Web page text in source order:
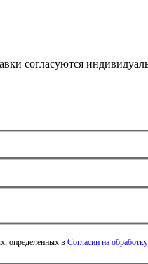
согласуются
определенных в Согласии на